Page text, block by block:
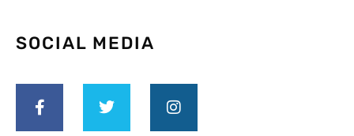
SOCIAL MEDIA